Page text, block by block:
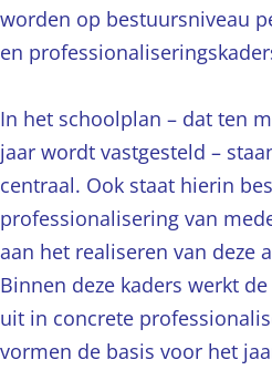
worden op bestuursniveau
en
In het schoolplan – dat ten
jaar wordt vastgesteld –
centraal. Ook staat hierin
professionalisering van
aan het realiseren van deze
Binnen deze kaders werkt
uit in concrete
vormen de basis voor het